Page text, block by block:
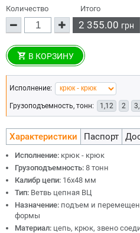
Количество Итого
2 355.00 грн
В КОРЗИНУ
Исполнение:
Грузоподъемность, тонн: 1,12 2
Характеристики Паспорт
Исполнение: крюк - крюк
Грузоподъемность: 8 тонн
Калибр цепи: 16х48 мм
Тип: Ветвь цепная ВЦ
Назначение: подъем и
формы
Материал: цепь, крюк, звено